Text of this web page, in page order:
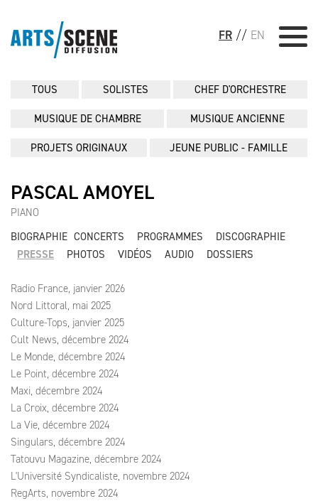
FR // EN
TOUS SOLISTES CHEF D'ORCHESTRE
MUSIQUE DE CHAMBRE MUSIQUE ANCIENNE
PROJETS ORIGINAUX JEUNE PUBLIC - FAMILLE
PASCAL AMOYEL
PIANO
BIOGRAPHIE CONCERTS PROGRAMMES
DISCOGRAPHIE
PRESSE
PHOTOS VIDÉOS AUDIO DOSSIERS
Radio France, janvier 2026
Nord Littoral, mai 2025
Culture-Tops, janvier 2025
Cult News, décembre 2024
Le Monde, décembre 2024
Le Point, décembre 2024
Maxi, décembre 2024
La Croix, décembre 2024
La Vie, décembre 2024
Singulars, décembre 2024
Tatouvu Magazine, décembre 2024
L'Université Syndicaliste, novembre 2024
RegArts, novembre 2024